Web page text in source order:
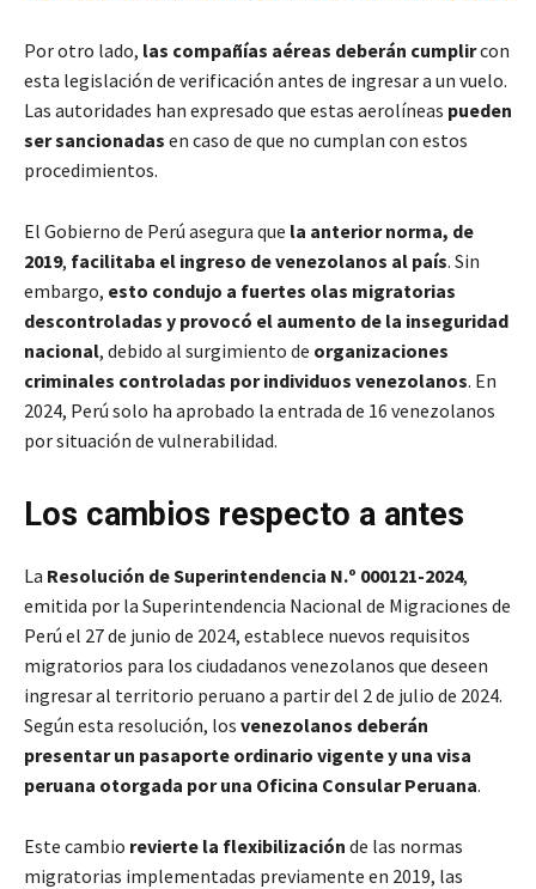
Por otro lado, las compañías aéreas deberán cumplircon
esta legislación de verificación antes de ingresar a un vuelo.
Las autoridades han expresado que estas aerolíneas pueden
ser sancionadas en caso de que no cumplan con estos
procedimientos.
El Gobierno de Perú asegura que la anterior norma, de
2019, facilitaba el ingreso de venezolanos al país. Sin
embargo, esto condujo a fuertes olas migratorias
descontroladas y provocó el aumento de la inseguridad
nacional, debido al surgimiento de organizaciones
criminales controladas por individuos venezolanos. En
2024, Perú solo ha aprobado la entrada de 16 venezolanos
por situación de vulnerabilidad.
Los cambios respecto a antes
La Resolución de Superintendencia N.º 000121-2024,
emitida por la Superintendencia Nacional de Migraciones de
Perú el 27 de junio de 2024, establece nuevos requisitos
migratorios para los ciudadanos venezolanos que deseen
ingresar al territorio peruano a partir del 2 de julio de 2024.
Según esta resolución, los venezolanos deberán
presentar un pasaporte ordinario vigente y una visa
peruana otorgada por una Oficina Consular Peruana​.
Este cambio revierte la flexibilización de las normas
migratorias implementadas previamente en 2019, las